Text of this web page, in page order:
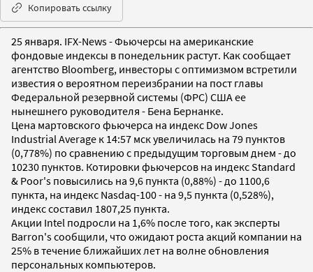
Копировать ссылку
25 января. IFX-News - Фьючерсы на американские
фондовые индексы в понедельник растут. Как сообщает
агентство Bloomberg, инвесторы с оптимизмом встретили
известия о вероятном переизбрании на пост главы
Федеральной резервной системы (ФРС) США ее
нынешнего руководителя - Бена Бернанке.
Цена мартовского фьючерса на индекс Dow Jones
Industrial Average к 14:57 мск увеличилась на 79 пунктов
(0,778%) по сравнению с предыдущим торговым днем - до
10230 пунктов. Котировки фьючерсов на индекс Standard
& Poor's повысились на 9,6 пункта (0,88%) - до 1100,6
пункта, на индекс Nasdaq-100 - на 9,5 пункта (0,528%),
индекс составил 1807,25 пункта.
Акции Intel подросли на 1,6% после того, как эксперты
Barron's сообщили, что ожидают роста акций компании на
25% в течение ближайших лет на волне обновления
персональных компьютеров.